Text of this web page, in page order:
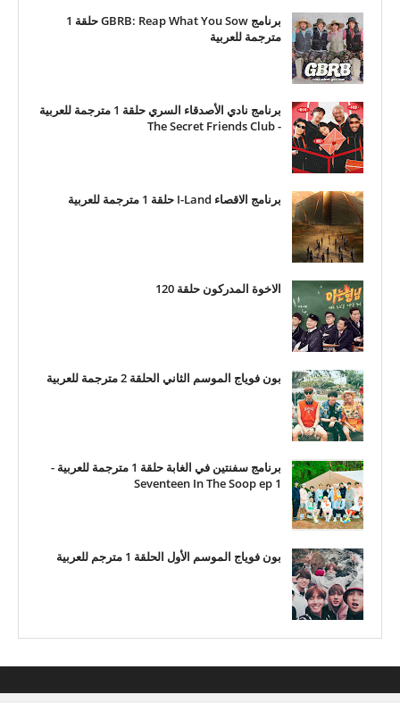
برنامج GBRB: Reap What You Sow حلقة 1
مترجمة للعربية
برنامج نادي الأصدقاء السري حلقة 1 مترجمة للعربية
- The Secret Friends Club
برنامج الاقصاء I-Land حلقة 1 مترجمة للعربية
الاخوة المدركون حلقة 120
بون فوياج الموسم الثاني الحلقة 2 مترجمة للعربية
برنامج سفنتين في الغابة حلقة 1 مترجمة للعربية -
Seventeen In The Soop ep 1
بون فوياج الموسم الأول الحلقة 1 مترجم للعربية